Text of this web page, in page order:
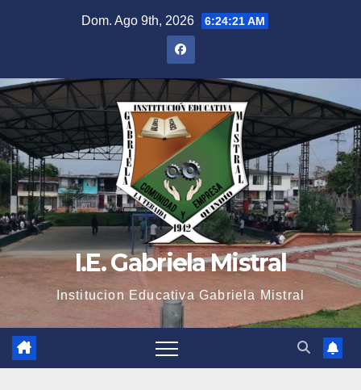
Dom. Ago 9th, 2026 6:24:21 AM
I.E. Gabriela Mistral
Institucion Educativa Gabriela Mistral